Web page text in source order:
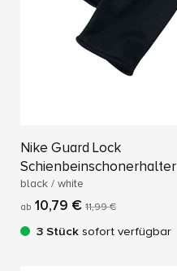
Nike Guard Lock
Schienbeinschonerhalter
black / white
ab 10,79 € 11,99 €
3 Stück sofort verfügbar